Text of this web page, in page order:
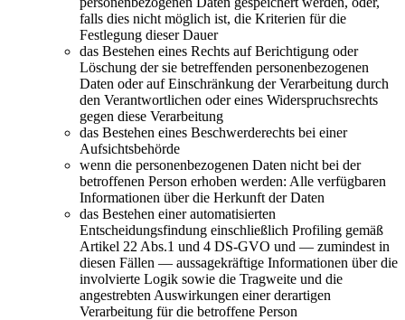
falls dies nicht möglich ist, die Kriterien für die
Festlegung dieser Dauer
das Bestehen eines Rechts auf Berichtigung oder
Löschung der sie betreffenden personenbezogenen
Daten oder auf Einschränkung der Verarbeitung durch
den Verantwortlichen oder eines Widerspruchsrechts
gegen diese Verarbeitung
das Bestehen eines Beschwerderechts bei einer
Aufsichtsbehörde
wenn die personenbezogenen Daten nicht bei der
betroffenen Person erhoben werden: Alle verfügbaren
Informationen über die Herkunft der Daten
das Bestehen einer automatisierten
Entscheidungsfindung einschließlich Profiling gemäß
Artikel 22 Abs.1 und 4 DS-GVO und — zumindest in
diesen Fällen — aussagekräftige Informationen über die
involvierte Logik sowie die Tragweite und die
angestrebten Auswirkungen einer derartigen
Verarbeitung für die betroffene Person